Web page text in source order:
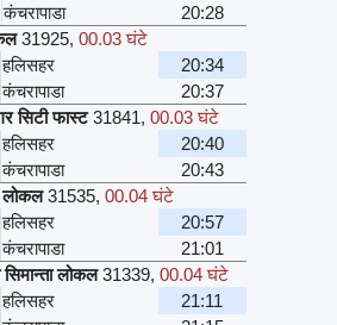
कंचरापाडा
20:28
31925, 00.03 घंटे
हलिसहर
20:34
कंचरापाडा
20:37
सिटी फास्ट 31841, 00.03 घंटे
हलिसहर
20:40
कंचरापाडा
20:43
लोकल 31535, 00.04 घंटे
हलिसहर
20:57
कंचरापाडा
21:01
सिमान्ता लोकल 31339, 00.04 घंटे
हलिसहर
21:11